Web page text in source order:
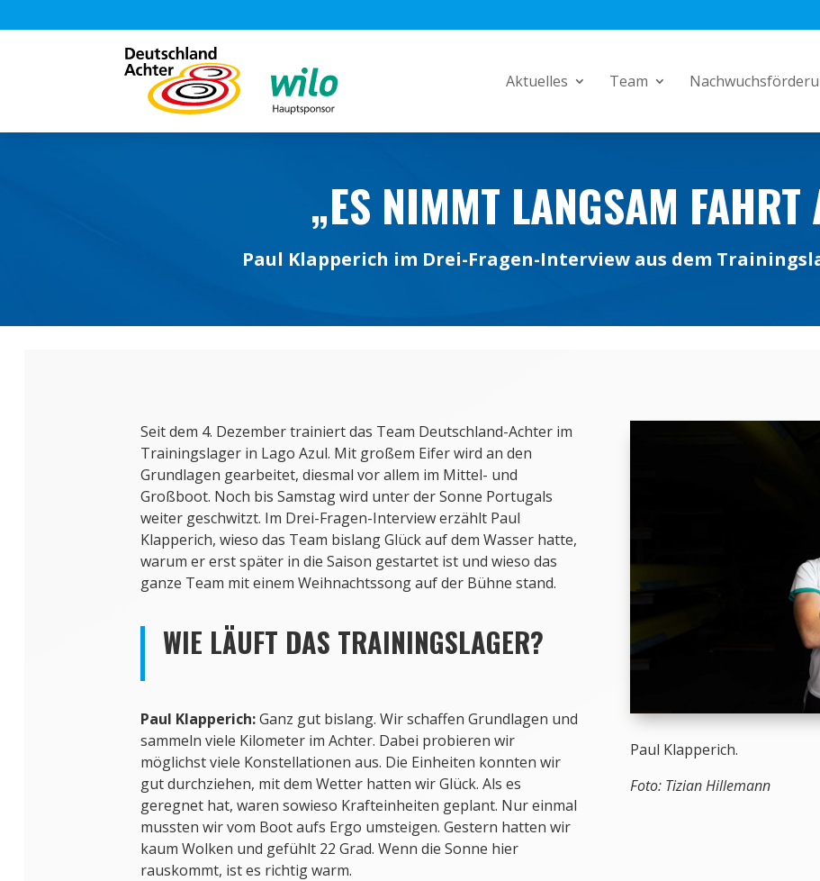
Aktuelles Team
„ES NIMMT LANGSAM FAHRT
Paul Klapperich im Drei-Fragen-Interview aus dem
Seit dem 4. Dezember trainiert das Team Deutschland-Achter im
Trainingslager in Lago Azul. Mit großem Eifer wird an den
Grundlagen gearbeitet, diesmal vor allem im Mittel- und
Großboot. Noch bis Samstag wird unter der Sonne Portugals
weiter geschwitzt. Im Drei-Fragen-Interview erzählt Paul
Klapperich, wieso das Team bislang Glück auf dem Wasser hatte,
warum er erst später in die Saison gestartet ist und wieso das
ganze Team mit einem Weihnachtssong auf der Bühne stand.
WIE LÄUFT DAS TRAININGSLAGER?
Paul Klapperich:Ganz gut bislang. Wir schaffen Grundlagen und
sammeln viele Kilometer im Achter. Dabei probieren wir
möglichst viele Konstellationen aus. Die Einheiten konnten wir
gut durchziehen, mit dem Wetter hatten wir Glück. Als es
geregnet hat, waren sowieso Krafteinheiten geplant. Nur einmal
mussten wir vom Boot aufs Ergo umsteigen. Gestern hatten wir
kaum Wolken und gefühlt 22 Grad. Wenn die Sonne hier
rauskommt, ist es richtig warm.
Paul Klapperich.
Foto: Tizian Hillemann